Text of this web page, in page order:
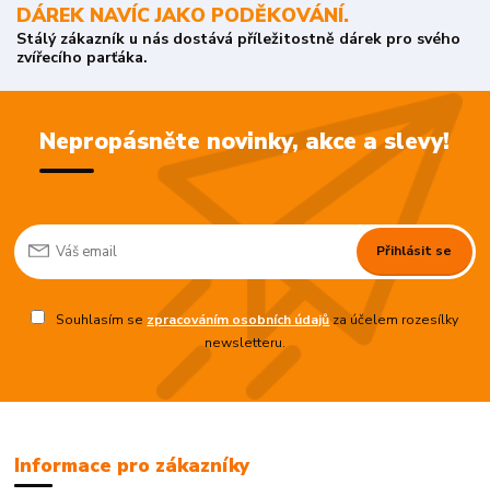
DÁREK NAVÍC JAKO PODĚKOVÁNÍ.
Stálý zákazník u nás dostává příležitostně dárek pro svého
zvířecího parťáka.
Nepropásněte novinky, akce a slevy!
Přihlásit se
Souhlasím se zpracováním osobních údajůza účelem rozesílky
newsletteru.
Informace pro zákazníky